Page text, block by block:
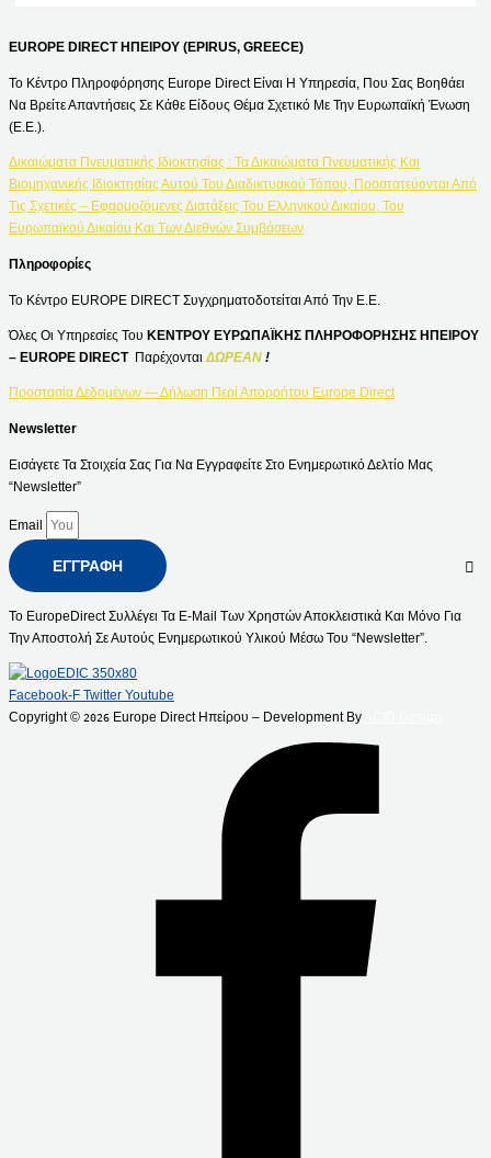
EUROPE DIRECT ΗΠΕΙΡΟΥ (EPIRUS, GREECE)
Το Κέντρο Πληροφόρησης Europe Direct Είναι Η Υπηρεσία, Που Σας Βοηθάει
Να Βρείτε Απαντήσεις Σε Κάθε Είδους Θέμα Σχετικό Με Την Ευρωπαϊκή Ένωση
(Ε.Ε.).
Δικαιώματα Πνευματικής Ιδιοκτησίας : Τα Δικαιώματα Πνευματικής Και
Βιομηχανικής Ιδιοκτησίας Αυτού Του Διαδικτυακού Τόπου, Προστατεύονται Από
Τις Σχετικές – Εφαρμοζόμενες Διατάξεις Του Ελληνικού Δικαίου, Του
Ευρωπαϊκού Δικαίου Και Των Διεθνών Συμβάσεων
Πληροφορίες
Το Κέντρο EUROPE DIRECT Συγχρηματοδοτείται Από Την Ε.Ε.
Όλες Οι Υπηρεσίες Του ΚΕΝΤΡΟΥ ΕΥΡΩΠΑΪΚΗΣ ΠΛΗΡΟΦΟΡΗΣΗΣ ΗΠΕΙΡΟΥ
– EUROPE DIRECT Παρέχονται ΔΩΡΕΑΝ !
Προστασία Δεδομένων — Δήλωση Περί Απορρήτου Europe Direct
Newsletter
Εισάγετε Τα Στοιχεία Σας Για Να Εγγραφείτε Στο Ενημερωτικό Δελτίο Μας
“Newsletter”
Email
ΕΓΓΡΑΦΉ
Το EuropeDirect Συλλέγει Τα E-Mail Των Χρηστών Αποκλειστικά Και Μόνο Για
Την Αποστολή Σε Αυτούς Ενημερωτικού Υλικού Μέσω Του “Newsletter”.
Facebook-F Twitter Youtube
Copyright © 2026 Europe Direct Ηπείρου – Development By